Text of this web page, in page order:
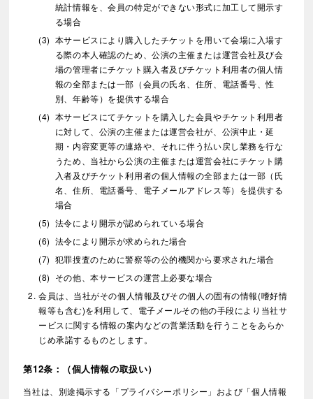
統計情報を、会員の特定ができない形式に加工して開示す
る場合
本サービスにより購入したチケットを用いて会場に入場す
る際の本人確認のため、公演の主催または運営会社及び会
場の管理者にチケット購入者及びチケット利用者の個人情
報の全部または一部（会員の氏名、住所、電話番号、性
別、年齢等）を提供する場合
本サービスにてチケットを購入した会員やチケット利用者
に対して、公演の主催または運営会社が、公演中止・延
期・内容変更等の連絡や、それに伴う払い戻し業務を行な
うため、当社から公演の主催または運営会社にチケット購
入者及びチケット利用者の個人情報の全部または一部（氏
名、住所、電話番号、電子メールアドレス等）を提供する
場合
法令により開示が認められている場合
法令により開示が求められた場合
犯罪捜査のために警察等の公的機関から要求された場合
その他、本サービスの運営上必要な場合
会員は、当社がその個人情報及びその個人の固有の情報(嗜好情
報等も含む)を利用して、電子メールその他の手段により当社サ
ービスに関する情報の案内などの営業活動を行うことをあらか
じめ承諾するものとします。
第12条：（個人情報の取扱い）
当社は、別途掲示する「プライバシーポリシー」および「個人情報